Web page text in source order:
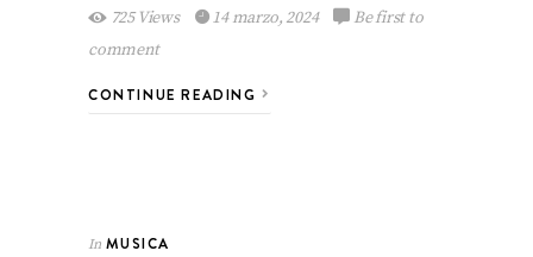
725 Views 14 marzo, 2024
Be first to
comment
CONTINUE READING
In MUSICA